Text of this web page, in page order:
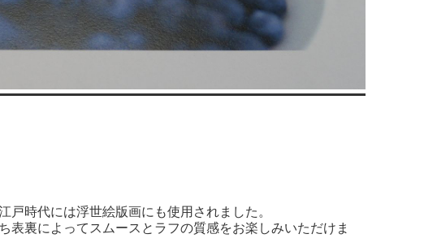
時代には浮世絵版画にも使用されました。
裏によってスムースとラフの質感をお楽しみいただけま